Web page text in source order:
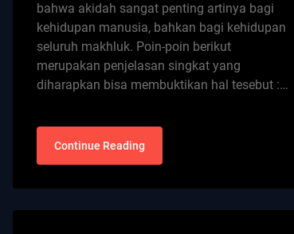
bahwa akidah sangat penting artinya bagi
kehidupan manusia, bahkan bagi kehidupan
seluruh makhluk. Poin-poin berikut
merupakan penjelasan singkat yang
diharapkan bisa membuktikan hal tesebut :…
Continue Reading